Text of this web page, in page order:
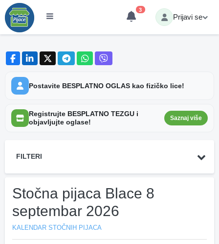
3
Prijavi se
Postavite BESPLATNO OGLAS kao fizičko lice!
Registrujte BESPLATNO TEZGU i
objavljujte oglase!
Saznaj više
FILTERI
Stočna pijaca Blace 8
septembar 2026
KALENDAR STOČNIH PIJACA